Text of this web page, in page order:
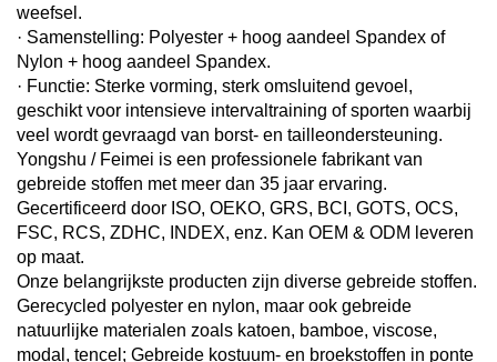
weefsel.
· Samenstelling: Polyester + hoog aandeel Spandex of
Nylon + hoog aandeel Spandex.
· Functie: Sterke vorming, sterk omsluitend gevoel,
geschikt voor intensieve intervaltraining of sporten waarbij
veel wordt gevraagd van borst- en tailleondersteuning.
Yongshu / Feimei is een professionele fabrikant van
gebreide stoffen met meer dan 35 jaar ervaring.
Gecertificeerd door ISO, OEKO, GRS, BCI, GOTS, OCS,
FSC, RCS, ZDHC, INDEX, enz. Kan OEM & ODM leveren
op maat.
Onze belangrijkste producten zijn diverse gebreide stoffen.
Gerecycled polyester en nylon, maar ook gebreide
natuurlijke materialen zoals katoen, bamboe, viscose,
modal, tencel; Gebreide kostuum- en broekstoffen in ponte